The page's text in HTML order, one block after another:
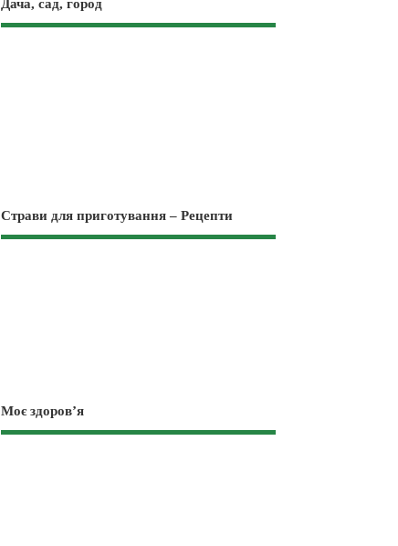
Дача, сад, город
Страви для приготування – Рецепти
Моє здоров’я